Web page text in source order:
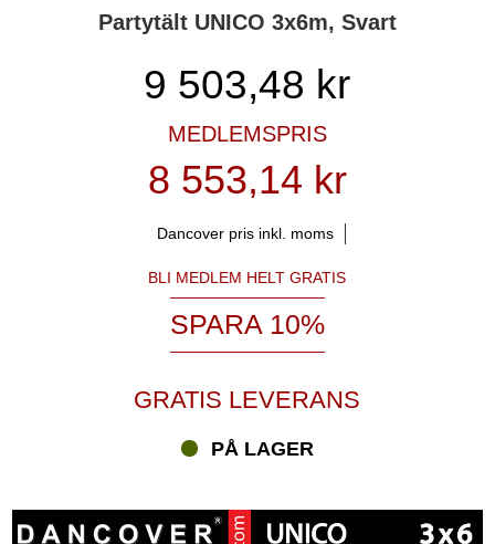
Partytält UNICO 3x6m, Svart
9 503,48 kr
MEDLEMSPRIS
8 553,14 kr
Dancover pris inkl. moms
BLI MEDLEM HELT GRATIS
SPARA 10%
GRATIS LEVERANS
PÅ LAGER